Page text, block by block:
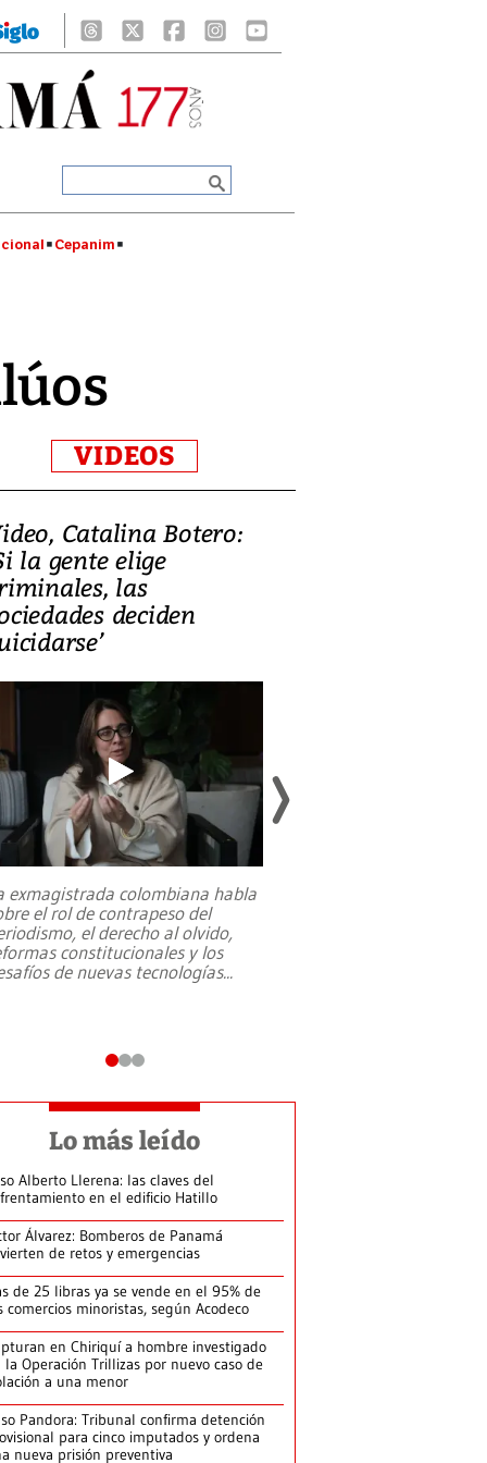
Cepanim
VIDEOS
Catalina Botero:
la gente elige
las
deciden
exmagistrada colombiana habla
el rol de contrapeso del
el derecho al olvido,
constitucionales y los
de nuevas tecnologías...
Lo más leído
Alberto Llerena: las claves del
en el edificio Hatillo
Álvarez: Bomberos de Panamá
de retos y emergencias
de 25 libras ya se vende en el 95% de
comercios minoristas, según Acodeco
en Chiriquí a hombre investigado
la Operación Trillizas por nuevo caso de
a una menor
Pandora: Tribunal confirma detención
para cinco imputados y ordena
nueva prisión preventiva